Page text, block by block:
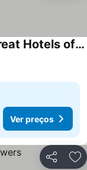
Don Giovanni Hotel Prague - Great Hotels of The World
Ver preços
Partilhar